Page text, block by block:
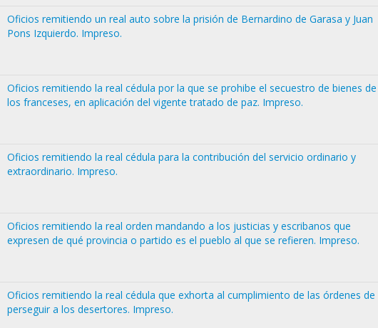
Oficios remitiendo un real auto sobre la prisión de Bernardino de Garasa y Juan
Pons Izquierdo. Impreso.
Oficios remitiendo la real cédula por la que se prohibe el secuestro de bienes de
los franceses, en aplicación del vigente tratado de paz. Impreso.
Oficios remitiendo la real cédula para la contribución del servicio ordinario y
extraordinario. Impreso.
Oficios remitiendo la real orden mandando a los justicias y escribanos que
expresen de qué provincia o partido es el pueblo al que se refieren. Impreso.
Oficios remitiendo la real cédula que exhorta al cumplimiento de las órdenes de
perseguir a los desertores. Impreso.